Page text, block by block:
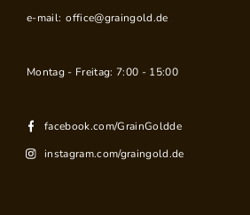
e-mail: office@graingold.de
Montag - Freitag: 7:00 - 15:00
facebook.com/GrainGoldde
instagram.com/graingold.de